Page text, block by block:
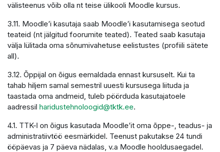
välisteenus võib olla nt teise ülikooli Moodle kursus.
3.11. Moodle’i kasutaja saab Moodle’i kasutamisega seotud
teateid (nt jälgitud foorumite teated). Teated saab kasutaja
välja lülitada oma sõnumivahetuse eelistustes (profiili sätete
all).
3.12. Õppijal on õigus eemaldada ennast kursuselt. Kui ta
tahab hiljem samal semestril uuesti kursusega liituda ja
taastada oma andmeid, tuleb pöörduda kasutajatoele
aadressil haridustehnoloogid@tktk.ee.
4.1. TTK-l on õigus kasutada Moodle’it oma õppe-, teadus- ja
administratiivtöö eesmärkidel. Teenust pakutakse 24 tundi
ööpäevas ja 7 päeva nädalas, v.a Moodle hooldusaegadel.